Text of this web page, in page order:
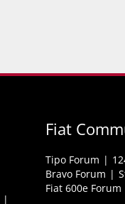
Fiat
Tipo Forum
Bravo Forum
Fiat 600e Forum